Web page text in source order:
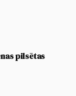
pilsētas